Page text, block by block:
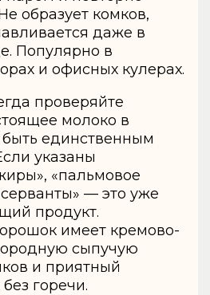
образует комков,
даже в
Популярно в
и офисных кулерах.
проверяйте
молоко в
единственным
указаны
«пальмовое
— это уже
продукт.
имеет кремово-
сыпучую
и приятный
горечи.